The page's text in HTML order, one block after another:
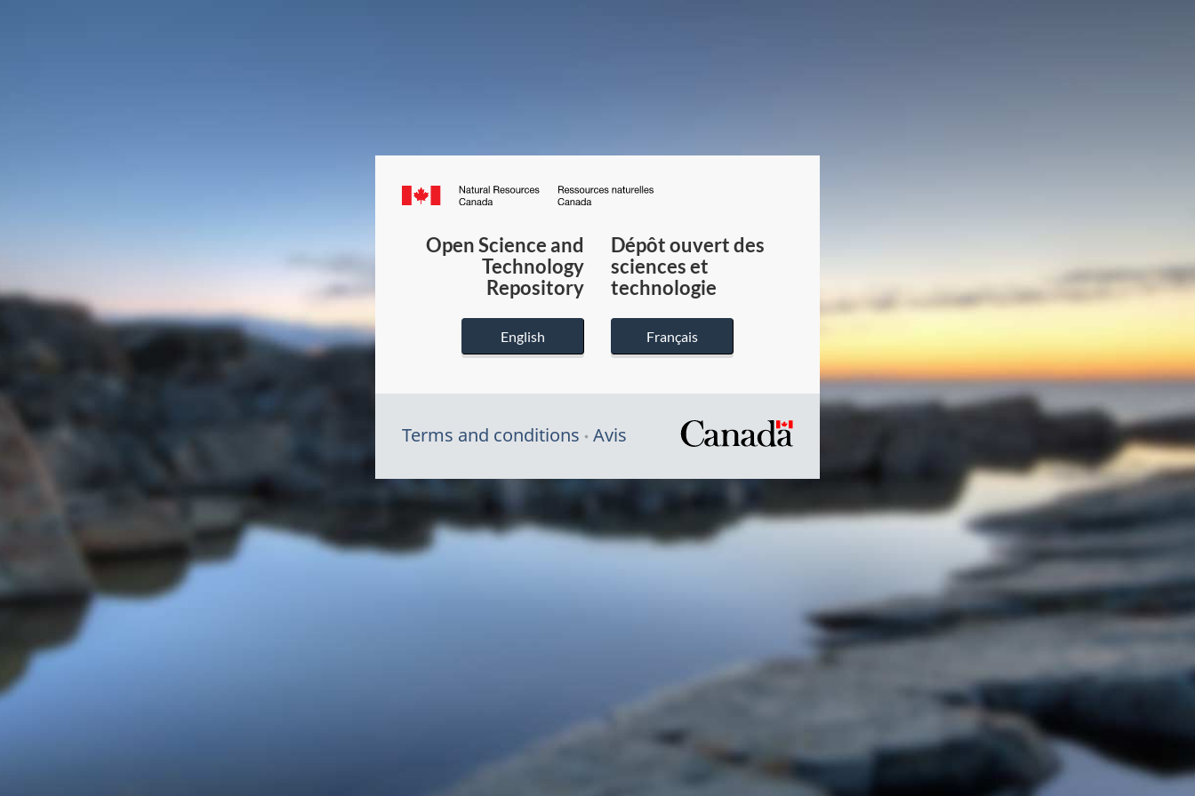
Canada.ca
du
Canada
Open Science and
Technology
Repository
English
Dépôt ouvert des
sciences et
technologie
Français
Terms and conditions Avis
/
Symbole
gouvernement